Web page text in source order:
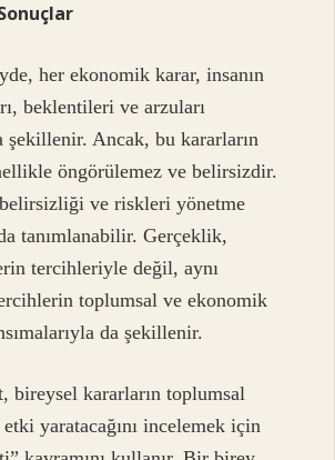
her ekonomik karar, insanın
beklentileri ve arzuları
şekillenir. Ancak, bu kararların
öngörülemez ve belirsizdir.
ve riskleri yönetme
tanımlanabilir. Gerçeklik,
tercihleriyle değil, aynı
toplumsal ve ekonomik
da şekillenir.
bireysel kararların toplumsal
etki yaratacağını incelemek için